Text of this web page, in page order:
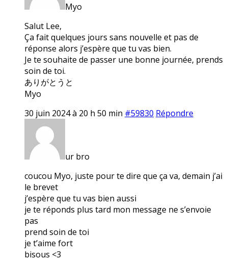
Myo
Salut Lee,
Ça fait quelques jours sans nouvelle et pas de
réponse alors j’espère que tu vas bien.
Je te souhaite de passer une bonne journée, prends
soin de toi.
ありがとうと
Myo
30 juin 2024 à 20 h 50 min #59830 Répondre
ur bro
coucou Myo, juste pour te dire que ça va, demain j’ai
le brevet
j’espère que tu vas bien aussi
je te réponds plus tard mon message ne s’envoie
pas
prend soin de toi
je t’aime fort
bisous <3